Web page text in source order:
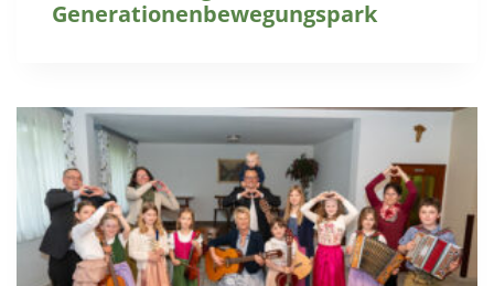
Generationenbewegungspark